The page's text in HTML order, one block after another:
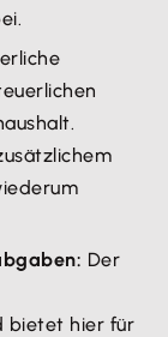
Der
bietet hier für